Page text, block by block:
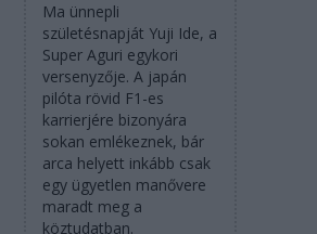
Ma ünnepli
születésnapját Yuji Ide, a
Super Aguri egykori
versenyzője. A japán
pilóta rövid F1-es
karrierjére bizonyára
sokan emlékeznek, bár
arca helyett inkább csak
egy ügyetlen manővere
maradt meg a
köztudatban.